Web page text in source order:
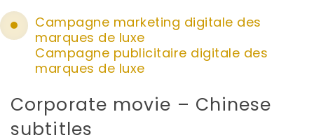
Campagne marketing digitale des
marques de luxe
Campagne publicitaire digitale des
marques de luxe
Corporate movie – Chinese
subtitles